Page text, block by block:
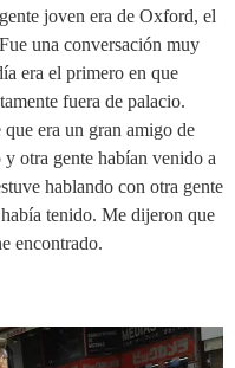
joven era de Oxford, el
una conversación muy
era el primero en que
fuera de palacio.
era un gran amigo de
otra gente habían venido a
hablando con otra gente
tenido. Me dijeron que
encontrado.